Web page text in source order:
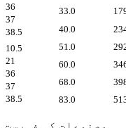
36
37
38.5
33.0
40.0
10.5
21
36
37
38.5
51.0
60.0
68.0
83.0